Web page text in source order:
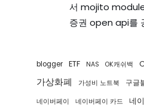
서 mojito
증권 open api를
blogger ETF NAS OK캐쉬백
가상화폐 가성비 노트북 구글
네이버페이 네이버페이 카드 네